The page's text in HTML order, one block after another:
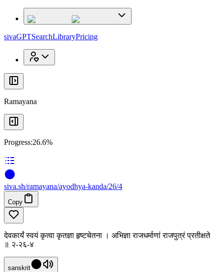
sivaGPTSearchLibraryPricing
Ramayana
Progress:26.6%
siva.sh/ramayana/ayodhya-kanda/26/4
Copy
देवकार्यं स्वयं कृत्वा कृतज्ञा हृष्टचेतना । अभिज्ञा राजधर्माणां राजपुत्रं प्रतीक्षते
॥ २-२६-४
sanskrit